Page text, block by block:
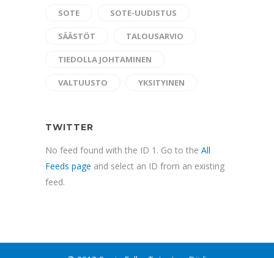
SOTE SOTE-UUDISTUS
SÄÄSTÖT TALOUSARVIO
TIEDOLLA JOHTAMINEN
VALTUUSTO YKSITYINEN
TWITTER
No feed found with the ID 1. Go to the All
Feeds page and select an ID from an existing
feed.